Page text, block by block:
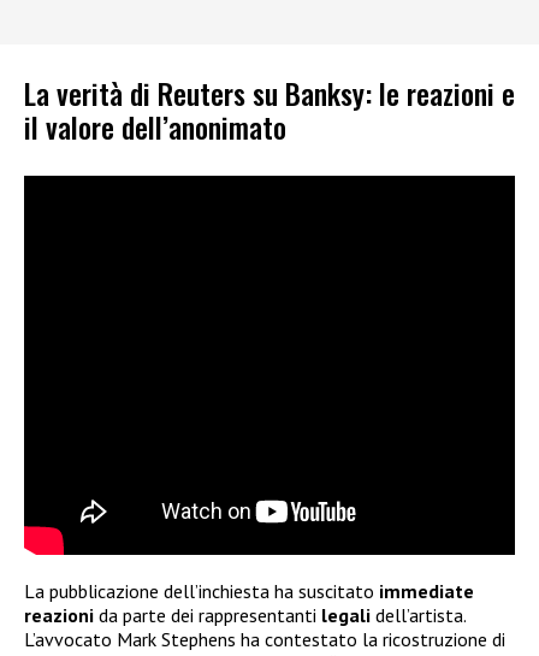
La verità di Reuters su Banksy: le reazioni e
il valore dell’anonimato
La pubblicazione dell’inchiesta ha suscitato immediate
reazioni da parte dei rappresentanti legali dell’artista.
L’avvocato Mark Stephens ha contestato la ricostruzione di